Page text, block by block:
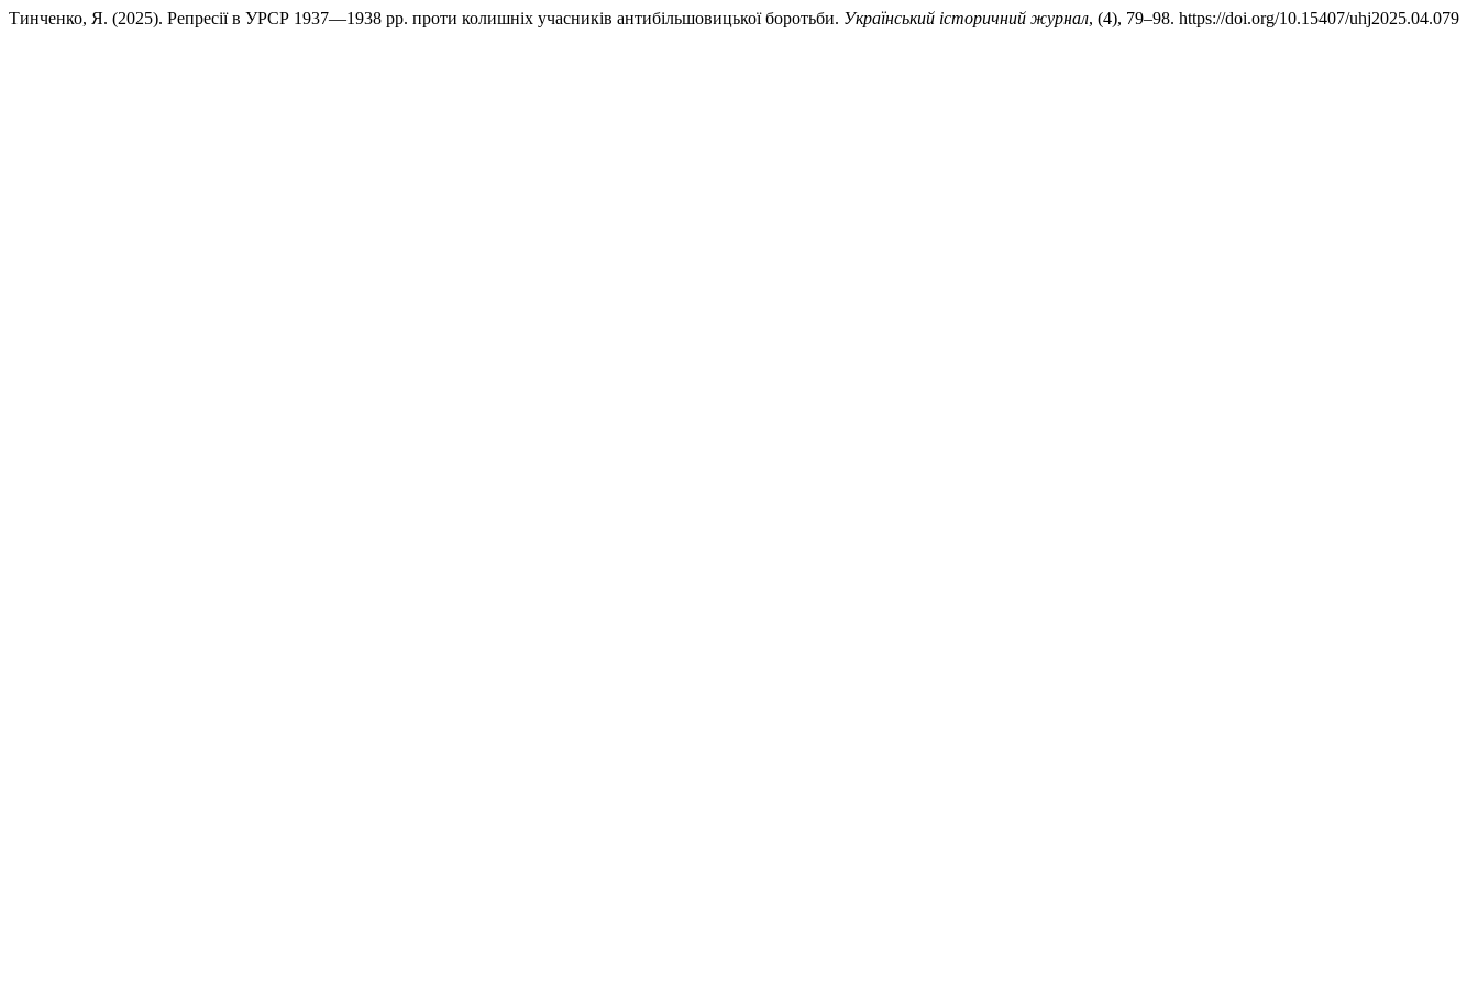
Тинченко, Я. (2025). Репресії в УРСР 1937—1938 рр. проти колишніх учасників антибільшовицької боротьби. Український історичний журнал, (4), 79–98. https://doi.org/10.15407/uhj2025.04.079